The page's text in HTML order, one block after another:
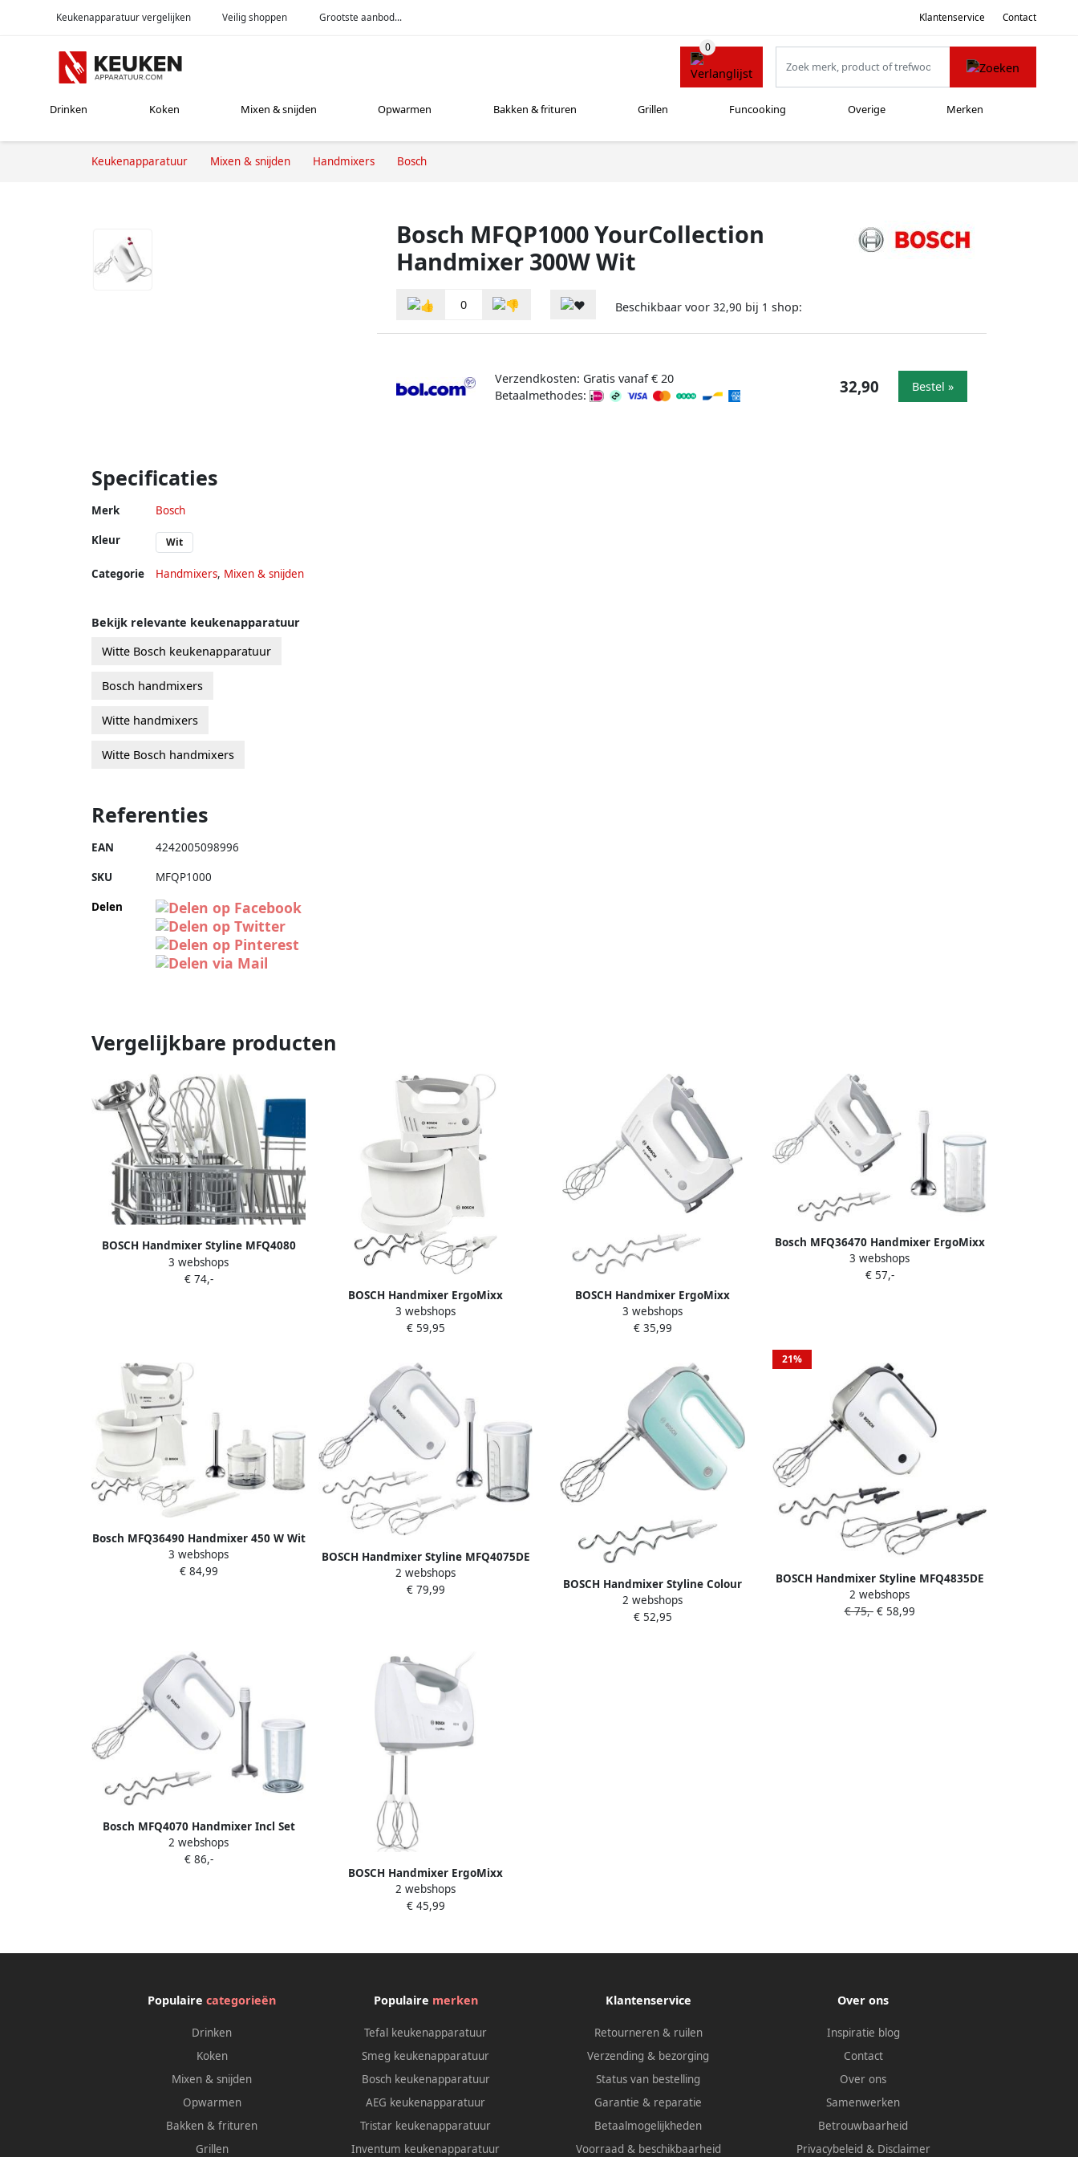
Keukenapparatuur vergelijken Veilig shoppen Grootste aanbod... Klantenservice Contact
Drinken Koken Mixen & snijden Opwarmen Bakken & frituren Grillen Funcooking Overige Merken
Keukenapparatuur Mixen & snijden Handmixers Bosch
Bosch MFQP1000 YourCollection
Handmixer 300W Wit
0 Beschikbaar voor 32,90 bij 1 shop:
Verzendkosten: Gratis vanaf € 20
Betaalmethodes:
32,90 Bestel »
Specificaties
Merk Bosch
Kleur Wit
Categorie Handmixers, Mixen & snijden
Bekijk relevante keukenapparatuur
Witte Bosch keukenapparatuur
Bosch handmixers
Witte handmixers
Witte Bosch handmixers
Referenties
EAN 4242005098996
SKU MFQP1000
Delen
Vergelijkbare producten
BOSCH Handmixer Styline MFQ4080
roestvrijstalen garde kneedhaken
mixvoet 5 standen wit
3 webshops
€ 74,-
BOSCH Handmixer ErgoMixx
MFQ36460 roestvrijstalen garde
kneedhaken standaard kom wit
3 webshops
€ 59,95
BOSCH Handmixer ErgoMixx
MFQ36400 roestvrijstalen garde
deeghaak 5 standen wit
3 webshops
€ 35,99
Bosch MFQ36470 Handmixer ErgoMixx
Wit Grijs | Mixers | Keuken&Koken
Keukenapparaten | MFQ36470
3 webshops
€ 57,-
Bosch MFQ36490 Handmixer 450 W Wit
3 webshops
€ 84,99
BOSCH Handmixer Styline MFQ4075DE
2x garde roestvrijstalen kneedhaken
mixvoet wit
2 webshops
€ 79,99
BOSCH Handmixer Styline Colour
MFQ40302 2 roergardes (fine creamer)
2 edelstalen deeghaken
2 webshops
€ 52,95
21%
BOSCH Handmixer Styline MFQ4835DE
2x garde roestvrijstalen kneedhaken 5
standen wit
2 webshops
€ 75,-€ 58,99
Bosch MFQ4070 Handmixer Incl Set
met staafmixervoet 500W Wit
2 webshops
€ 86,-
BOSCH Handmixer ErgoMixx
MFQ36440 2 roergardes 2 edelstalen
deeghaken pureerstaaf beker
2 webshops
€ 45,99
Populairecategorieën
Drinken
Koken
Mixen & snijden
Opwarmen
Bakken & frituren
Grillen
Populaire merken
Tefal keukenapparatuur
Smeg keukenapparatuur
Bosch keukenapparatuur
AEG keukenapparatuur
Tristar keukenapparatuur
Inventum keukenapparatuur
Klantenservice
Retourneren & ruilen
Verzending & bezorging
Status van bestelling
Garantie & reparatie
Betaalmogelijkheden
Voorraad & beschikbaarheid
Over ons
Inspiratie blog
Contact
Over ons
Samenwerken
Betrouwbaarheid
Privacybeleid & Disclaimer